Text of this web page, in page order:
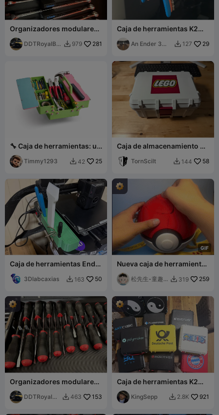
Organizadores modulares
de llaves
DDTRoyalBe
 979 281
Caja de herramientas K2
An Ender 3
 127 29
🔧 Caja de herramientas: un
enfoque moderno de la
clásica caja de chapa
Timmy1293  42 25
Caja de almacenamiento de
TornScilt  144 58
Caja de herramientas Ender
3Dlabcaxias  163 50
GIF
Nueva caja de herramientas
Poké Ball
松先生-童趣
 319 259
Organizadores modulares
de destornilladores
DDTRoyalBe
 463 153
Caja de herramientas K2
(diseño de tamaño
mediano)
KingSepp  2.8K 921